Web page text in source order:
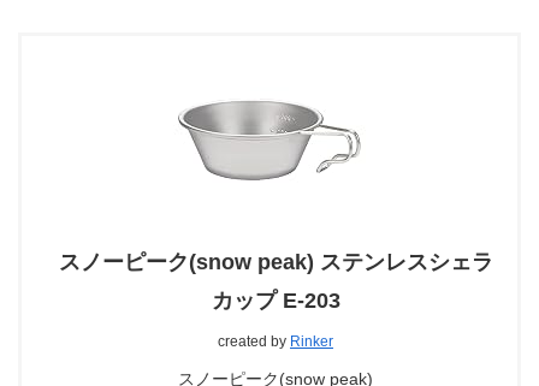
スノーピーク(snow peak) ステンレスシェラ
カップ E-203
created by Rinker
スノーピーク(snow peak)